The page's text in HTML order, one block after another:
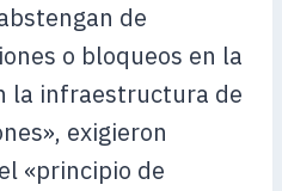
de
o bloqueos en la
la infraestructura de
exigieron
«principio de